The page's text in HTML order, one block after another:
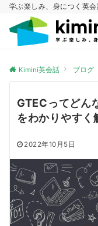
学ぶ楽しみ、身につく英会
Kimini英会話 ブログ
GTECってどん
をわかりやすく
2022年10月5日